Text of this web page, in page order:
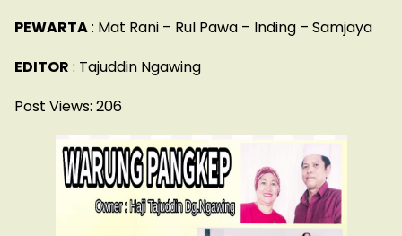
PEWARTA: Mat Rani – Rul Pawa – Inding – Samjaya
EDITOR : Tajuddin Ngawing
Post Views: 206